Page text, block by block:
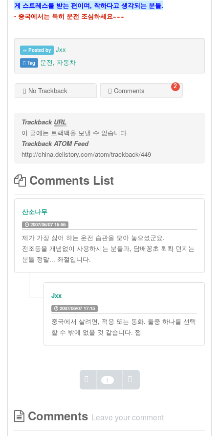
게 스트레스를 받는 편이며, 착하다고 생각되는 분들.
- 중국에서는 특히 운전 조심하세요~~~
Posted by Jxx
Tag 운전, 자동차
No Trackback Comments 2
Trackback URL
이 글에는 트랙백을 보낼 수 없습니다
Trackback ATOM Feed
http://china.delistory.com/atom/trackback/449
Comments List
산소나무
2007/06/07 16:56
제가 가장 싫어 하는 운전 습관을 모아 놓으셨군요.
전조등을 개념없이 사용하시는 분들과, 담배꽁초 휙휙 던지는
분들 정말... 좌절입니다.
Jxx
2007/06/07 17:15
중국에서 살려면, 적응 또는 동화. 둘중 하나를 선택
할 수 밖에 없을 것 같습니다. 쩝
1
Comments Leave your comment